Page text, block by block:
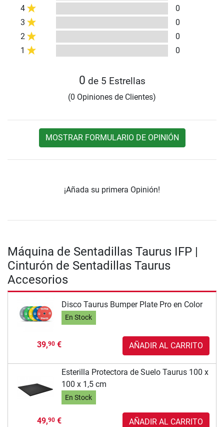
4
0
3
0
2
0
1
0
0 de 5 Estrellas
(0 Opiniones de Clientes)
MOSTRAR FORMULARIO DE OPINIÓN
¡Añada su primera Opinión!
Máquina de Sentadillas Taurus IFP |
Cinturón de Sentadillas Taurus
Accesorios
Disco Taurus Bumper Plate Pro en Color
En Stock
39,90€ AÑADIR AL CARRITO
Esterilla Protectora de Suelo Taurus 100 x
100 x 1,5 cm
En Stock
49,90€ AÑADIR AL CARRITO